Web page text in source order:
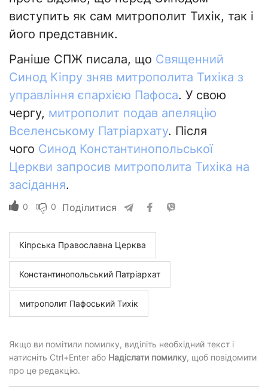
виступить як сам митрополит Тихік, так і
його представник.
Раніше СПЖ писала, що Священний
Синод Кіпру зняв митрополита Тихіка з
управління єпархією Пафоса. У свою
чергу, митрополит подав апеляцію
Вселенському Патріархату. Після
чого Синод Константинопольської
Церкви запросив митрополита Тихіка на
засідання.
0 0 Поділитися
Кіпрська Православна Церква
Константинопольський Патріархат
митрополит Пафоський Тихік
Якщо ви помітили помилку, виділіть необхідний текст і
натисніть Ctrl+Enter або Надіслати помилку, щоб повідомити
про це редакцію.